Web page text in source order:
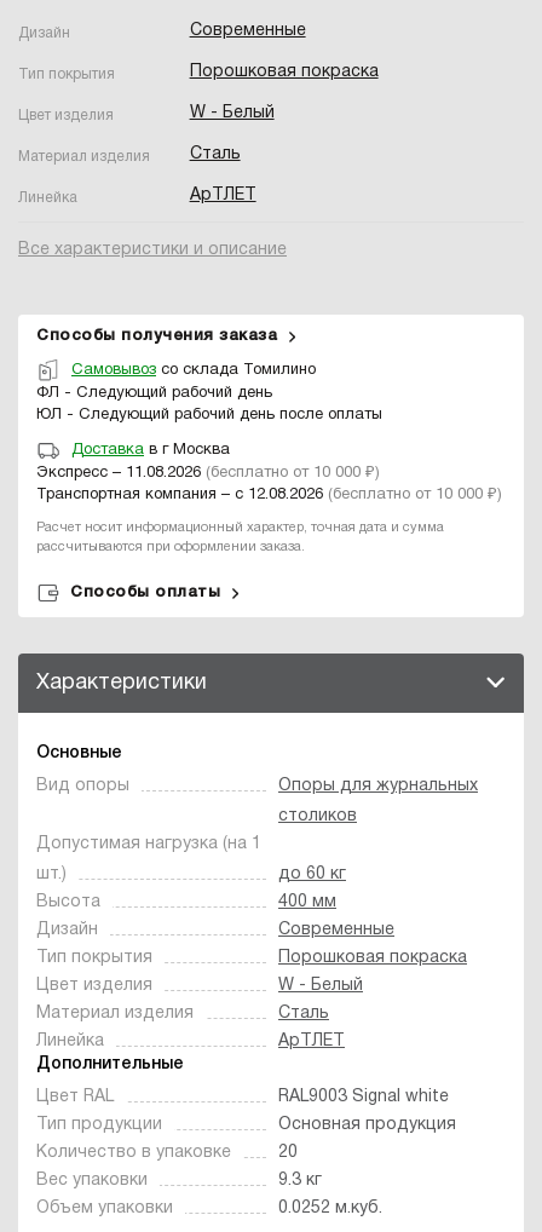
Дизайн Современные
Тип покрытия Порошковая покраска
Цвет изделия W - Белый
Материал изделия Сталь
Линейка АрТЛЕТ
Все характеристики и описание
Способы получения заказа
Самовывоз со склада Томилино
ФЛ - Следующий рабочий день
ЮЛ - Следующий рабочий день после оплаты
Доставка в г Москва
Экспресс – 11.08.2026 (бесплатно от 10 000 ₽)
Транспортная компания – с 12.08.2026 (бесплатно от 10 000 ₽)
Расчет носит информационный характер, точная дата и сумма
рассчитываются при оформлении заказа.
Способы оплаты
Характеристики
Основные
Вид опоры
Опоры для журнальных
столиков
Допустимая нагрузка (на 1
шт.)
до 60 кг
Высота
400 мм
Дизайн
Современные
Тип покрытия
Порошковая покраска
Цвет изделия
W - Белый
Материал изделия
Сталь
Линейка
АрТЛЕТ
Дополнительные
Цвет RAL
RAL9003 Signal white
Тип продукции
Основная продукция
Количество в упаковке
20
Вес упаковки
9.3 кг
Объем упаковки
0.0252 м.куб.